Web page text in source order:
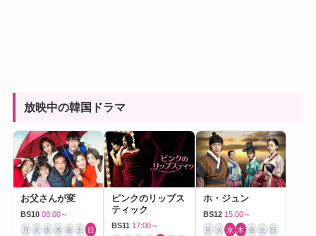
放映中の韓国ドラマ
お父さんが変
BS10 08:00～
月 火 水 木 金 土 日
ピンクのリップス
ティック
BS11 17:00～
ホ・ジュン
BS12 15:00～
月 火 水 木 金 土 日